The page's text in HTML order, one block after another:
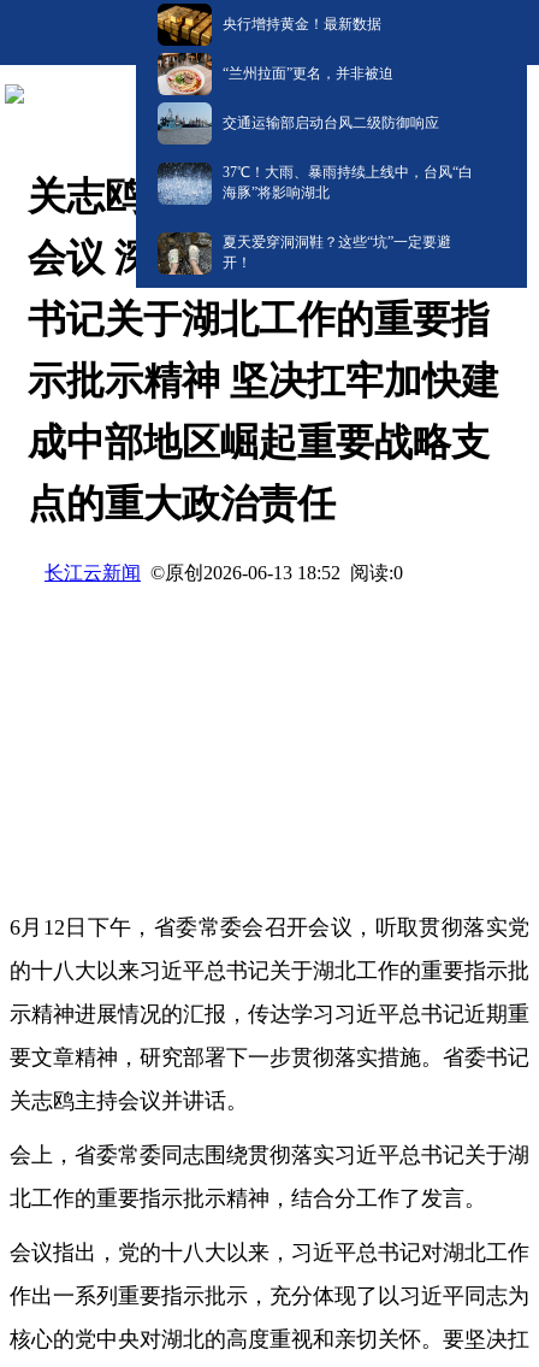
央行增持黄金！最新数据
“兰州拉面”更名，并非被迫
交通运输部启动台风二级防御响应
​37℃！大雨、暴雨持续上线中，台风“白
海豚”将影响湖北
夏天爱穿洞洞鞋？这些“坑”一定要避
开！
关志鸥主持召开省委常委会
会议 深入学习贯彻习近平总
书记关于湖北工作的重要指
示批示精神 坚决扛牢加快建
成中部地区崛起重要战略支
点的重大政治责任
长江云新闻 ©原创 2026-06-13 18:52 阅读:0
6月12日下午，省委常委会召开会议，听取贯彻落实党
的十八大以来习近平总书记关于湖北工作的重要指示批
示精神进展情况的汇报，传达学习习近平总书记近期重
要文章精神，研究部署下一步贯彻落实措施。省委书记
关志鸥主持会议并讲话。
会上，省委常委同志围绕贯彻落实习近平总书记关于湖
北工作的重要指示批示精神，结合分工作了发言。
会议指出，党的十八大以来，习近平总书记对湖北工作
作出一系列重要指示批示，充分体现了以习近平同志为
核心的党中央对湖北的高度重视和亲切关怀。要坚决扛